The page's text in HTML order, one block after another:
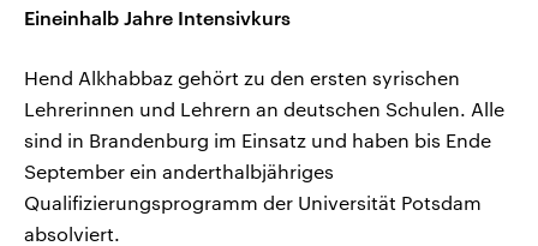
Eineinhalb Jahre Intensivkurs
Hend Alkhabbaz gehört zu den ersten syrischen
Lehrerinnen und Lehrern an deutschen Schulen. Alle
sind in Brandenburg im Einsatz und haben bis Ende
September ein anderthalbjähriges
Qualifizierungsprogramm der Universität Potsdam
absolviert.